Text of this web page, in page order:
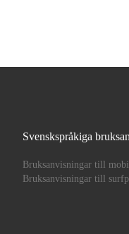
Svenskspråkiga
Bruksanvisningar till
Bruksanvisningar till